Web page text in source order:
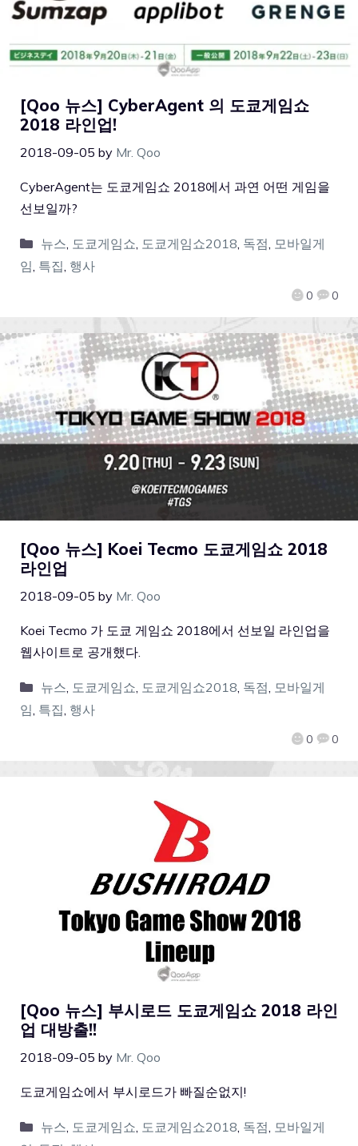
[Qoo 뉴스] CyberAgent 의 도쿄게임쇼
2018 라인업!
2018-09-05 by Mr. Qoo
0 0
CyberAgent는 도쿄게임쇼 2018에서 과연 어떤 게임을
선보일까?
뉴스, 도쿄게임쇼, 도쿄게임쇼2018, 독점, 모바일게
임, 특집, 행사
[Qoo 뉴스] Koei Tecmo 도쿄게임쇼 2018
라인업
2018-09-05 by Mr. Qoo
0 0
Koei Tecmo 가 도쿄 게임쇼 2018에서 선보일 라인업을
웹사이트로 공개했다.
뉴스, 도쿄게임쇼, 도쿄게임쇼2018, 독점, 모바일게
임, 특집, 행사
[Qoo 뉴스] 부시로드 도쿄게임쇼 2018 라인
업 대방출!!
2018-09-05 by Mr. Qoo
도쿄게임쇼에서 부시로드가 빠질순없지!
뉴스 도쿄게임쇼 도쿄게임쇼2018 독점 모바일게